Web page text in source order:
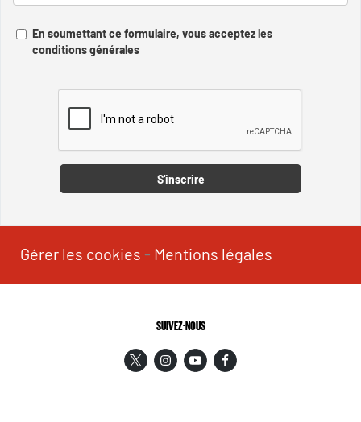
En soumettant ce formulaire, vous acceptez les
conditions générales
S'inscrire
Gérer les cookies - Mentions légales
SUIVEZ-NOUS